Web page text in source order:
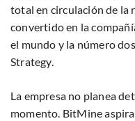
total en circulación de la
convertido en la
el mundo y la número
Strategy.
La empresa no planea
momento. BitMine